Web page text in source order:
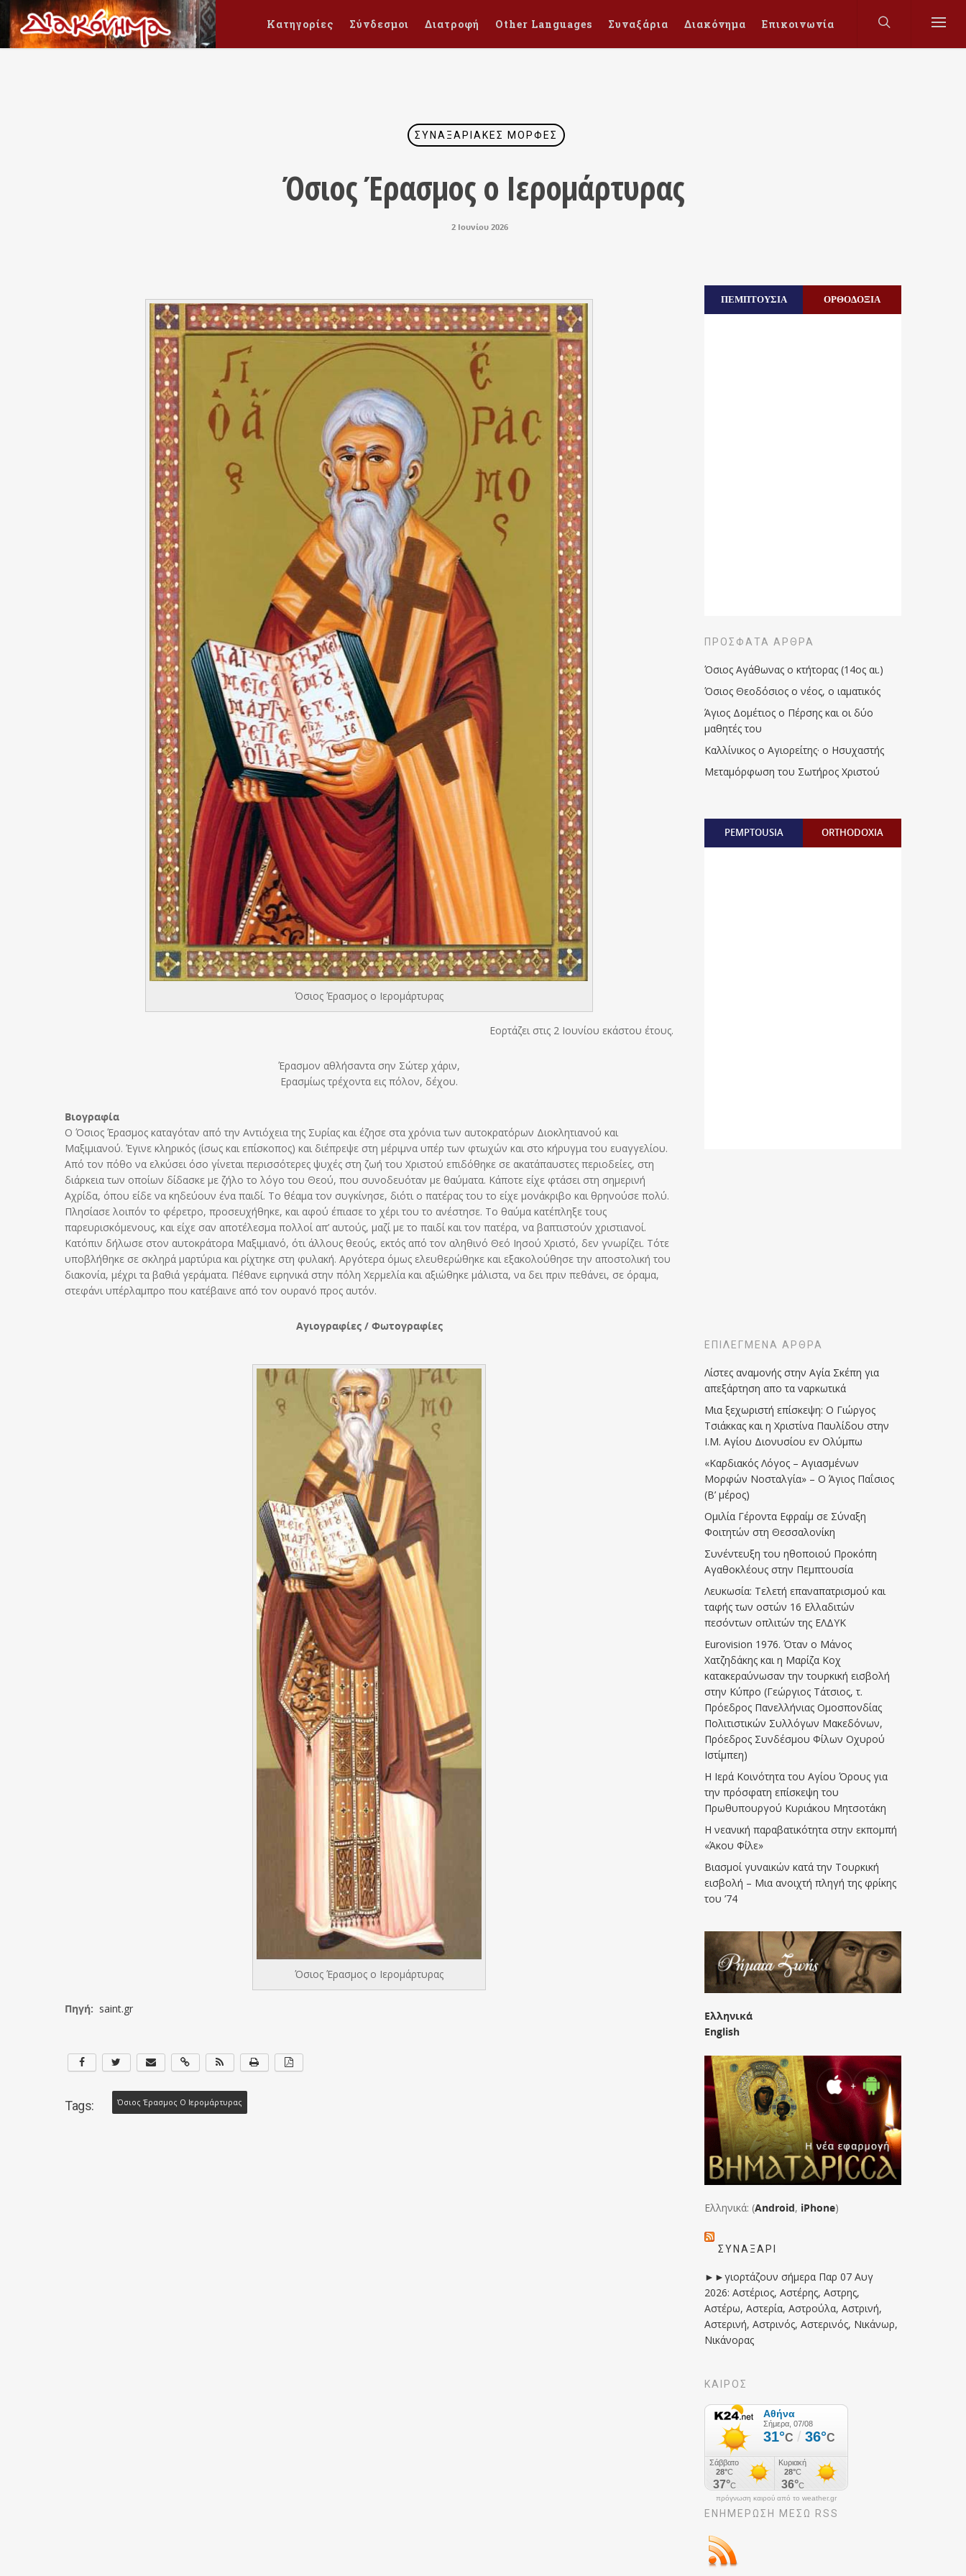
Κατηγορίες Σύνδεσμοι Διατροφή Other Languages Συναξάρια Διακόνημα Επικοινωνία
ΣΥΝΑΞΑΡΙΑΚΈΣ ΜΟΡΦΈΣ
Όσιος Έρασμος ο Ιερομάρτυρας
2 Ιουνίου 2026
Όσιος Έρασμος ο Ιερομάρτυρας
Εορτάζει στις 2 Ιουνίου εκάστου έτους.
Έρασμον αθλήσαντα σην Σώτερ χάριν,
Eρασμίως τρέχοντα εις πόλον, δέχου.
Βιογραφία
Ο Όσιος Έρασμος καταγόταν από την Αντιόχεια της Συρίας και έζησε στα χρόνια των αυτοκρατόρων Διοκλητιανού και
Μαξιμιανού. Έγινε κληρικός (ίσως και επίσκοπος) και διέπρεψε στη μέριμνα υπέρ των φτωχών και στο κήρυγμα του ευαγγελίου.
Από τον πόθο να ελκύσει όσο γίνεται περισσότερες ψυχές στη ζωή του Χριστού επιδόθηκε σε ακατάπαυστες περιοδείες, στη
διάρκεια των οποίων δίδασκε με ζήλο το λόγο του Θεού, που συνοδευόταν με θαύματα. Κάποτε είχε φτάσει στη σημερινή
Αχρίδα, όπου είδε να κηδεύουν ένα παιδί. Το θέαμα τον συγκίνησε, διότι ο πατέρας του το είχε μονάκριβο και θρηνούσε πολύ.
Πλησίασε λοιπόν το φέρετρο, προσευχήθηκε, και αφού έπιασε το χέρι του το ανέστησε. Το θαύμα κατέπληξε τους
παρευρισκόμενους, και είχε σαν αποτέλεσμα πολλοί απ’ αυτούς, μαζί με το παιδί και τον πατέρα, να βαπτιστούν χριστιανοί.
Κατόπιν δήλωσε στον αυτοκράτορα Μαξιμιανό, ότι άλλους θεούς, εκτός από τον αληθινό Θεό Ιησού Χριστό, δεν γνωρίζει. Τότε
υποβλήθηκε σε σκληρά μαρτύρια και ρίχτηκε στη φυλακή. Αργότερα όμως ελευθερώθηκε και εξακολούθησε την αποστολική του
διακονία, μέχρι τα βαθιά γεράματα. Πέθανε ειρηνικά στην πόλη Χερμελία και αξιώθηκε μάλιστα, να δει πριν πεθάνει, σε όραμα,
στεφάνι υπέρλαμπρο που κατέβαινε από τον ουρανό προς αυτόν.
Αγιογραφίες / Φωτογραφίες
Όσιος Έρασμος ο Ιερομάρτυρας
Πηγή: saint.gr
Tags: Όσιος Έρασμος Ο Ιερομάρτυρας
ΠΕΜΠΤΟΥΣΙΑ ΟΡΘΟΔΟΞΙΑ
ΠΡΌΣΦΑΤΑ ΆΡΘΡΑ
Όσιος Αγάθωνας ο κτήτορας (14ος αι.)
Όσιος Θεοδόσιος ο νέος, ο ιαματικός
Άγιος Δομέτιος ο Πέρσης και οι δύο
μαθητές του
Καλλίνικος ο Αγιορείτης · ο Ησυχαστής
Μεταμόρφωση του Σωτήρος Χριστού
PEMPTOUSIA ORTHODOXIA
ΕΠΙΛΕΓΜΈΝΑ ΆΡΘΡΑ
Λίστες αναμονής στην Αγία Σκέπη για
απεξάρτηση απο τα ναρκωτικά
Μια ξεχωριστή επίσκεψη: Ο Γιώργος
Τσιάκκας και η Χριστίνα Παυλίδου στην
Ι.Μ. Αγίου Διονυσίου εν Ολύμπω
«Καρδιακός Λόγος – Αγιασμένων
Μορφών Νοσταλγία» – Ο Άγιος Παΐσιος
(Β’ μέρος)
Ομιλία Γέροντα Εφραίμ σε Σύναξη
Φοιτητών στη Θεσσαλονίκη
Συνέντευξη του ηθοποιού Προκόπη
Αγαθοκλέους στην Πεμπτουσία
Λευκωσία: Τελετή επαναπατρισμού και
ταφής των οστών 16 Ελλαδιτών
πεσόντων οπλιτών της ΕΛΔΥΚ
Eurovision 1976. Όταν ο Μάνος
Χατζηδάκης και η Μαρίζα Κοχ
κατακεραύνωσαν την τουρκική εισβολή
στην Κύπρο (Γεώργιος Τάτσιος, τ.
Πρόεδρος Πανελλήνιας Ομοσπονδίας
Πολιτιστικών Συλλόγων Μακεδόνων,
Πρόεδρος Συνδέσμου Φίλων Οχυρού
Ιστίμπεη)
Η Ιερά Κοινότητα του Αγίου Όρους για
την πρόσφατη επίσκεψη του
Πρωθυπουργού Κυριάκου Μητσοτάκη
Η νεανική παραβατικότητα στην εκπομπή
«Άκου Φίλε»
Βιασμοί γυναικών κατά την Τουρκική
εισβολή – Μια ανοιχτή πληγή της φρίκης
του ’74
Ελληνικά
English
Ελληνικά: (Android, iPhone)
ΣΥΝΑΞΆΡΙ
►►γιορτάζουν σήμερα Παρ 07 Αυγ
2026: Αστέριος, Αστέρης, Αστρης,
Αστέρω, Αστερία, Αστρούλα, Αστρινή,
Αστερινή, Αστρινός, Αστερινός, Νικάνωρ,
Νικάνορας
ΚΑΙΡΟΣ
πρόγνωση καιρού από το weather.gr
ΕΝΗΜΈΡΩΣΉ ΜΕΣΩ RSS